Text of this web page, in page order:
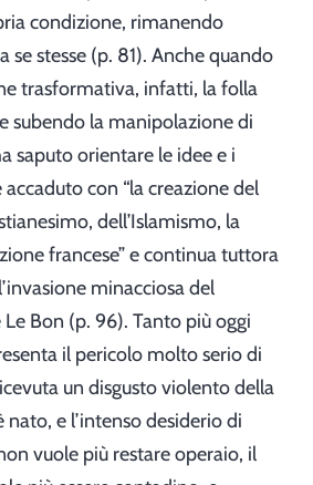
condizione, rimanendo
se stesse (p. 81). Anche quando
trasformativa, infatti, la folla
subendo la manipolazione di
saputo orientare le idee e i
con “la creazione del
dell’Islamismo, la
francese” e continua tuttora
minacciosa del
Le Bon (p. 96). Tanto più oggi
il pericolo molto serio di
un disgusto violento della
e l’intenso desiderio di
vuole più restare operaio, il